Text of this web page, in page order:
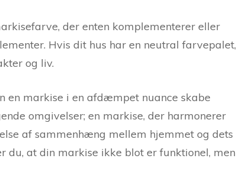
der enten komplementerer eller
Hvis dit hus har en neutral farvepalet,
og liv.
en markise i en afdæmpet nuance skabe
omgivelser; en markise, der harmonerer
af sammenhæng mellem hjemmet og dets
du, at din markise ikke blot er funktionel, men